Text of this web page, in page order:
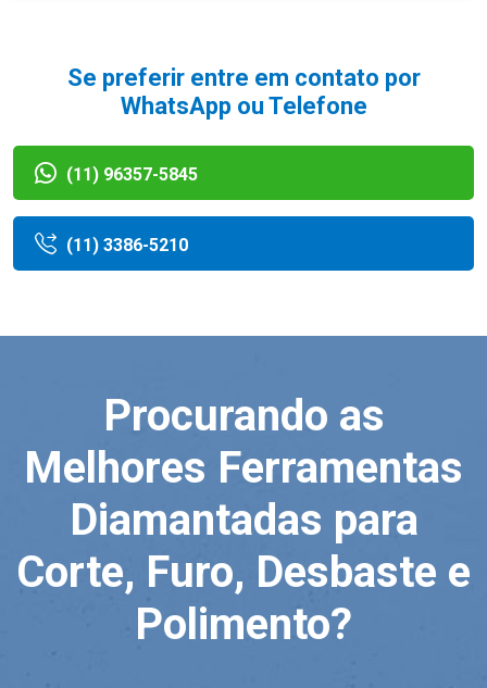
Se preferir entre em contato por
WhatsApp ou Telefone
(11) 96357-5845
(11) 3386-5210
Procurando as
Melhores Ferramentas
Diamantadas para
Corte, Furo, Desbaste e
Polimento?